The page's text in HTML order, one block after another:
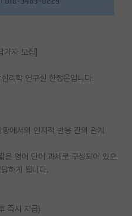
가자 모집]
리학 연구실 한정은입니다.
에서의 인지적 반응 간의 관계
은 영어 단어 과제로 구성되어 있으
하게 됩니다.
즉시 지급)